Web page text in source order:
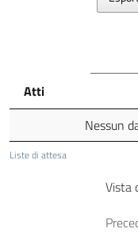
Liste di attesa
Atti
Nessun
Vista